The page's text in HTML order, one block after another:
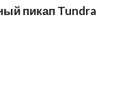
пикап Tundra